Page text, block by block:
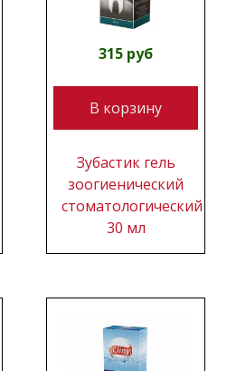
315 руб
В корзину
Зубастик гель
зоогиенический
стоматологический
30 мл